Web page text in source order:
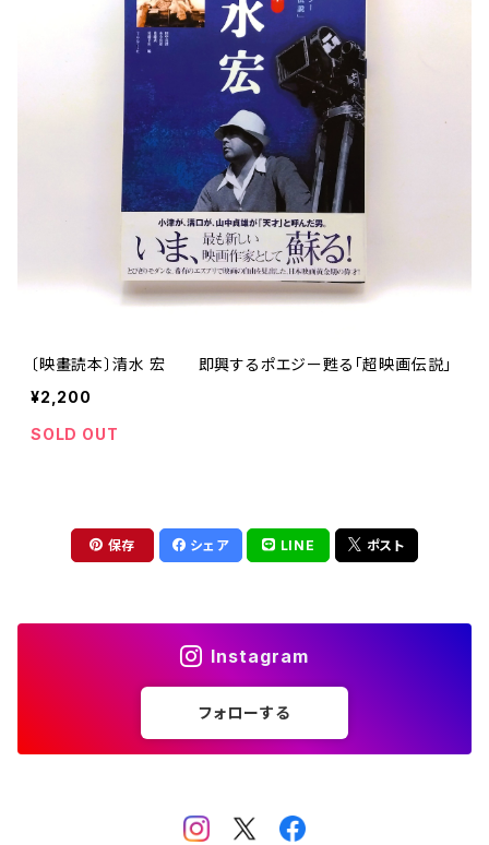
〔映畫読本〕清水 宏 即興するポエジー甦る「超映画伝説」
¥2,200
SOLD OUT
保存 シェア LINE ポスト
Instagram
フォローする